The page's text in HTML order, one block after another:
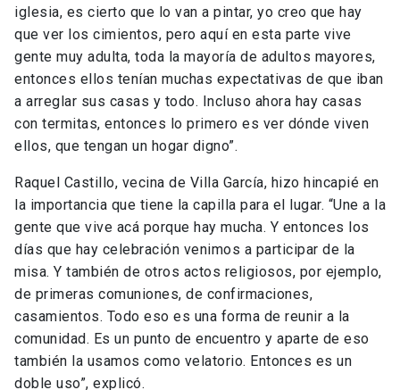
iglesia, es cierto que lo van a pintar, yo creo que hay
que ver los cimientos, pero aquí en esta parte vive
gente muy adulta, toda la mayoría de adultos mayores,
entonces ellos tenían muchas expectativas de que iban
a arreglar sus casas y todo. Incluso ahora hay casas
con termitas, entonces lo primero es ver dónde viven
ellos, que tengan un hogar digno”.
Raquel Castillo, vecina de Villa García, hizo hincapié en
la importancia que tiene la capilla para el lugar. “Une a la
gente que vive acá porque hay mucha. Y entonces los
días que hay celebración venimos a participar de la
misa. Y también de otros actos religiosos, por ejemplo,
de primeras comuniones, de confirmaciones,
casamientos. Todo eso es una forma de reunir a la
comunidad. Es un punto de encuentro y aparte de eso
también la usamos como velatorio. Entonces es un
doble uso”, explicó.